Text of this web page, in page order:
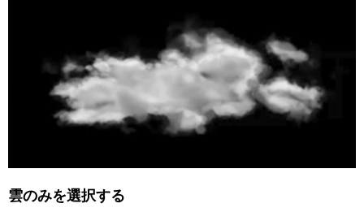
雲のみを選択する